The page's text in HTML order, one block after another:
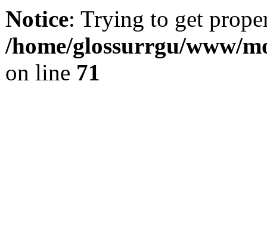
Notice: Trying to get
/home/glossurrgu/www/
on line 71